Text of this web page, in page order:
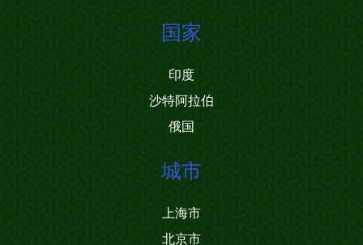
国家
印度
沙特阿拉伯
俄国
城市
上海市
北京市